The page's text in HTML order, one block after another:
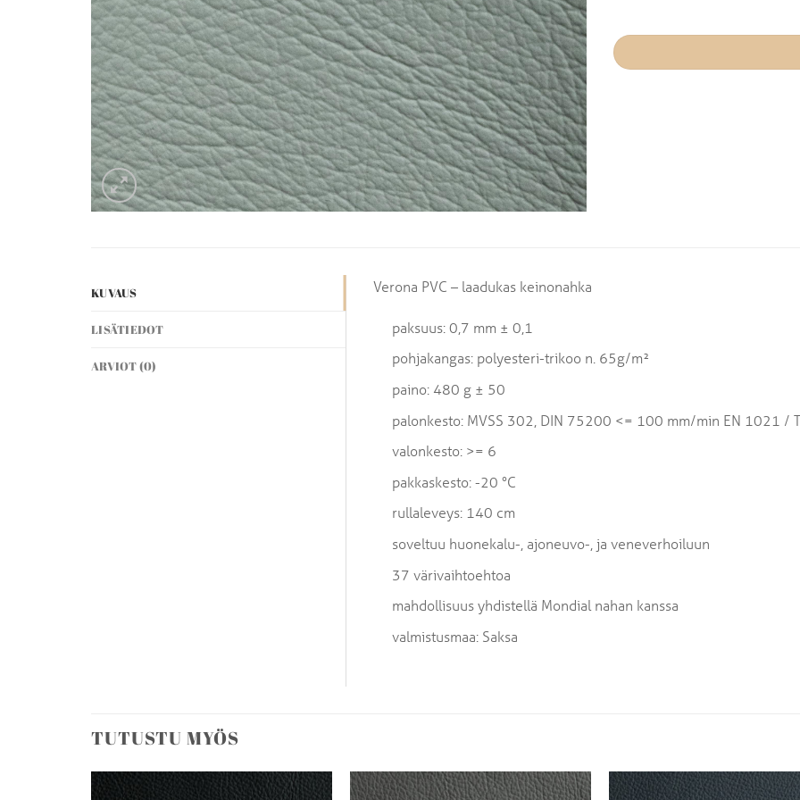
KUVAUS
LISÄTIEDOT
ARVIOT (0)
Verona PVC – laadukas keinonahka
paksuus: 0,7 mm ± 0,1
pohjakangas: polyesteri-trikoo n. 65g/m²
paino: 480 g ± 50
palonkesto: MVSS 302, DIN 75200 <= 100 mm/min EN 1021 /
valonkesto: >= 6
pakkaskesto: -20 °C
rullaleveys: 140 cm
soveltuu huonekalu-, ajoneuvo-, ja veneverhoiluun
37 värivaihtoehtoa
mahdollisuus yhdistellä Mondial nahan kanssa
valmistusmaa: Saksa
TUTUSTU MYÖS